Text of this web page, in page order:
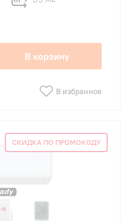
В корзину
В избранное
СКИДКА ПО ПРОМОКОДУ